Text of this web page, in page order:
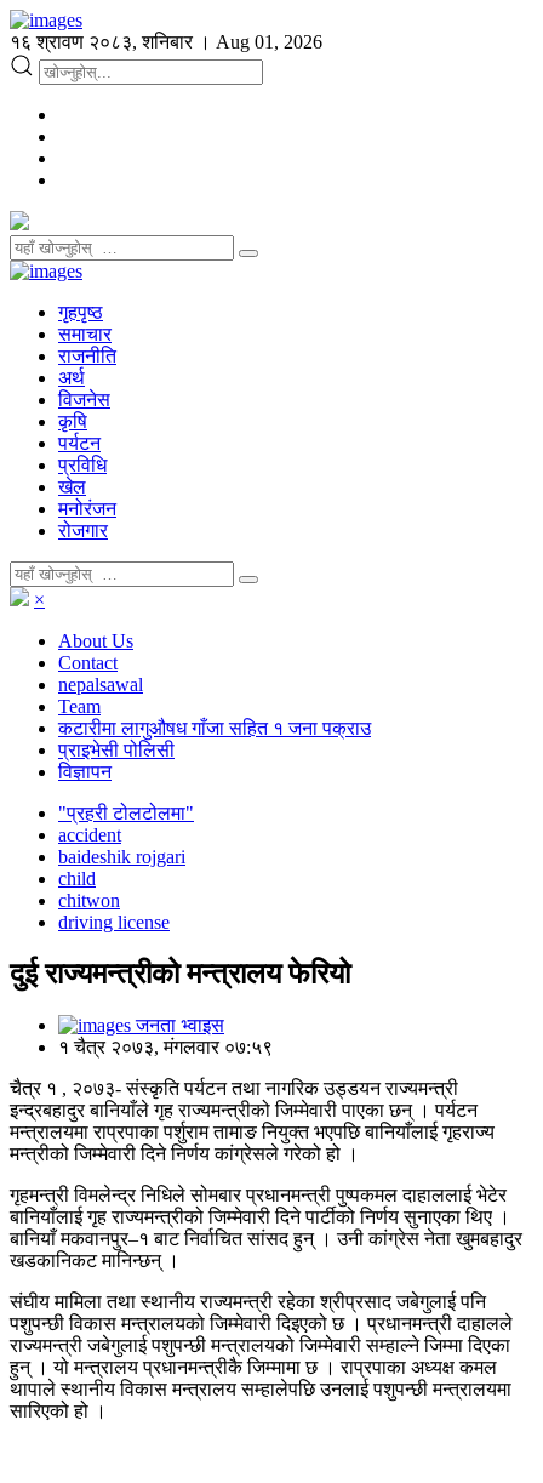
१६ श्रावण २०८३, शनिबार । Aug 01, 2026
गृहपृष्ठ
समाचार
राजनीति
अर्थ
विजनेस
कृषि
पर्यटन
प्रविधि
खेल
मनोरंजन
रोजगार
×
About Us
Contact
nepalsawal
Team
कटारीमा लागुऔषध गाँजा सहित १ जना पक्राउ
प्राइभेसी पोलिसी
विज्ञापन
"प्रहरी टोलटोलमा"
accident
baideshik rojgari
child
chitwon
driving license
दुई राज्यमन्त्रीको मन्त्रालय फेरियो
जनता भ्वाइस
१ चैत्र २०७३, मंगलवार ०७:५९
चैत्र १ , २०७३- संस्कृति पर्यटन तथा नागरिक उड्डयन राज्यमन्त्री
इन्द्रबहादुर बानियाँले गृह राज्यमन्त्रीको जिम्मेवारी पाएका छन् । पर्यटन
मन्त्रालयमा राप्रपाका पर्शुराम तामाङ नियुक्त भएपछि बानियाँलाई गृहराज्य
मन्त्रीको जिम्मेवारी दिने निर्णय कांग्रेसले गरेको हो ।
गृहमन्त्री विमलेन्द्र निधिले सोमबार प्रधानमन्त्री पुष्पकमल दाहाललाई भेटेर
बानियाँलाई गृह राज्यमन्त्रीको जिम्मेवारी दिने पार्टीको निर्णय सुनाएका थिए ।
बानियाँ मकवानपुर–१ बाट निर्वाचित सांसद हुन् । उनी कांग्रेस नेता खुमबहादुर
खडकानिकट मानिन्छन् ।
संघीय मामिला तथा स्थानीय राज्यमन्त्री रहेका श्रीप्रसाद जबेगुलाई पनि
पशुपन्छी विकास मन्त्रालयको जिम्मेवारी दिइएको छ । प्रधानमन्त्री दाहालले
राज्यमन्त्री जबेगुलाई पशुपन्छी मन्त्रालयको जिम्मेवारी सम्हाल्ने जिम्मा दिएका
हुन् । यो मन्त्रालय प्रधानमन्त्रीकै जिम्मामा छ । राप्रपाका अध्यक्ष कमल
थापाले स्थानीय विकास मन्त्रालय सम्हालेपछि उनलाई पशुपन्छी मन्त्रालयमा
सारिएको हो ।